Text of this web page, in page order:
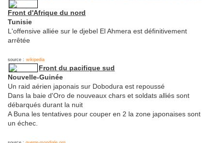
Front d'Afrique du nord
Tunisie
L'offensive alliée sur le djebel El Ahmera est définitivement
arrêtée
source : wikipedia
Front du pacifique sud
Nouvelle-Guinée
Un raid aérien japonais sur Dobodura est repoussé
Dans la baie d'Oro de nouveaux chars et soldats alliés sont
débarqués durant la nuit
A Buna les tentatives pour couper en 2 la zone japonaises sont
un échec.